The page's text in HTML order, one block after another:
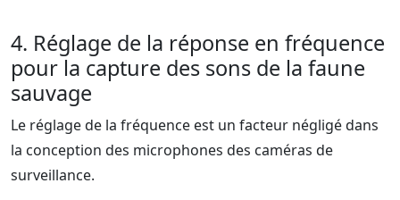
4. Réglage de la réponse en fréquence
pour la capture des sons de la faune
sauvage
Le réglage de la fréquence est un facteur négligé dans
la conception des microphones des caméras de
surveillance.